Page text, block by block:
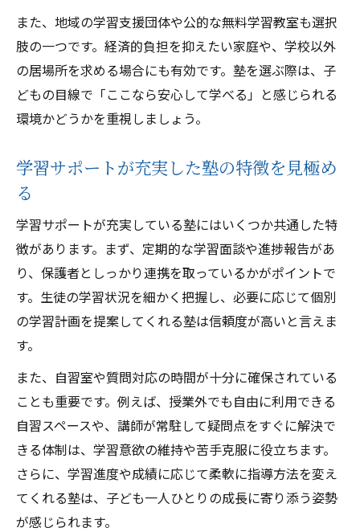
の選択法
塾の学習支援が合うかを比較する視点とコ
ツ
迷った時に役立つ塾の学習サポート活用術
塾選びで大切にしたい環境とサポートの確
学習支援と居心地重視の施設活用法
術
居心地の良い塾で学習支援を受けるメリッ
ト
塾のサポート体制で安心感を得る使い方
学習支援施設と塾を組み合わせる活用法
理由
吉川市二ツ沼における現実的な塾探し術
塾の学習サポートを比較して現実的に選ぶ
方法
吉川市二ツ沼で塾を探す際の学習支援の見
方
また、地域の学習支援団体や公的な無料学習教室も選択
肢の一つです。経済的負担を抑えたい家庭や、学校以外
の居場所を求める場合にも有効です。塾を選ぶ際は、子
どもの目線で「ここなら安心して学べる」と感じられる
環境かどうかを重視しましょう。
学習サポートが充実した塾の特徴を見極め
る
学習サポートが充実している塾にはいくつか共通した特
徴があります。まず、定期的な学習面談や進捗報告があ
り、保護者としっかり連携を取っているかがポイントで
す。生徒の学習状況を細かく把握し、必要に応じて個別
の学習計画を提案してくれる塾は信頼度が高いと言えま
す。
また、自習室や質問対応の時間が十分に確保されている
ことも重要です。例えば、授業外でも自由に利用できる
自習スペースや、講師が常駐して疑問点をすぐに解決で
きる体制は、学習意欲の維持や苦手克服に役立ちます。
さらに、学習進度や成績に応じて柔軟に指導方法を変え
てくれる塾は、子ども一人ひとりの成長に寄り添う姿勢
が感じられます。